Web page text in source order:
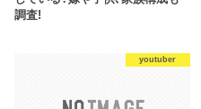
調査!
youtuber